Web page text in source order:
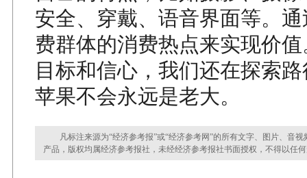
安全、穿戴、语音界面等。
费群体的消费热点来实现价
目标和信心，我们还在探索
苹果不会永远是老大。
凡标注来源为“经济参考报”或“经济参考网”的所有文字、图片、音视
产品，版权均属经济参考报社，未经经济参考报社书面授权，不得以任